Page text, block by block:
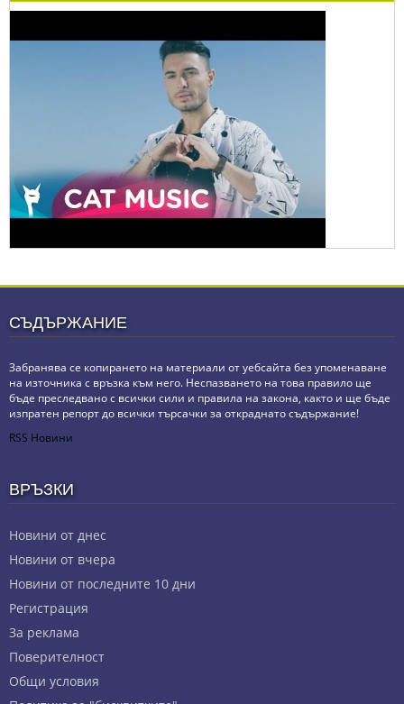
СЪДЪРЖАНИЕ
Забранява се копирането на материали от уебсайта без упоменаване
на източника с връзка към него. Неспазването на това правило ще
бъде преследвано с всички сили и правила на закона, както и ще бъде
изпратен репорт до всички търсачки за откраднато съдържание!
RSS Новини
ВРЪЗКИ
Новини от днес
Новини от вчера
Новини от последните 10 дни
Регистрация
За реклама
Πoвepитeлнocт
Общи условия